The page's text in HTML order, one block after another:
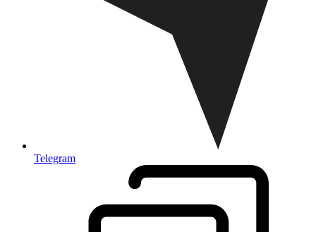
Telegram